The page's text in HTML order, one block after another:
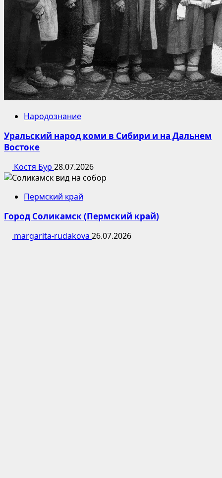
Народознание
Уральский народ коми в Сибири и на Дальнем
Востоке
Костя Бур 28.07.2026
Пермский край
Город Соликамск (Пермский край)
margarita-rudakova 26.07.2026